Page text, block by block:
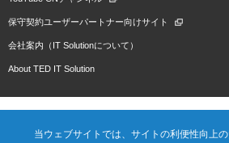
当ウェブサイトでは、サイトの利便性向上
保守契約ユーザーパートナー向けサイト
会社案内（IT Solutionについて）
About TED IT Solution